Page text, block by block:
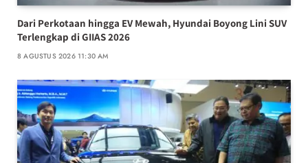
Dari Perkotaan hingga EV Mewah, Hyundai Boyong Lini SUV
Terlengkap di GIIAS 2026
8 AGUSTUS 2026 11:30 AM